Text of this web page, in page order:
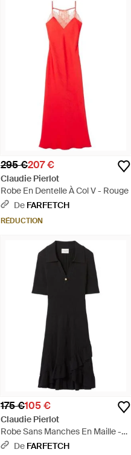
295 €207 €
Claudie Pierlot
Robe En Dentelle À Col V - Rouge
De FARFETCH
RÉDUCTION
175 €105 €
Claudie Pierlot
Robe Sans Manches En Maille -
NoirDe FARFETCH